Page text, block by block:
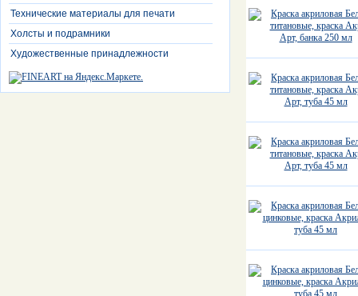
Технические материалы для печати
Холсты и подрамники
Художественные принадлежности